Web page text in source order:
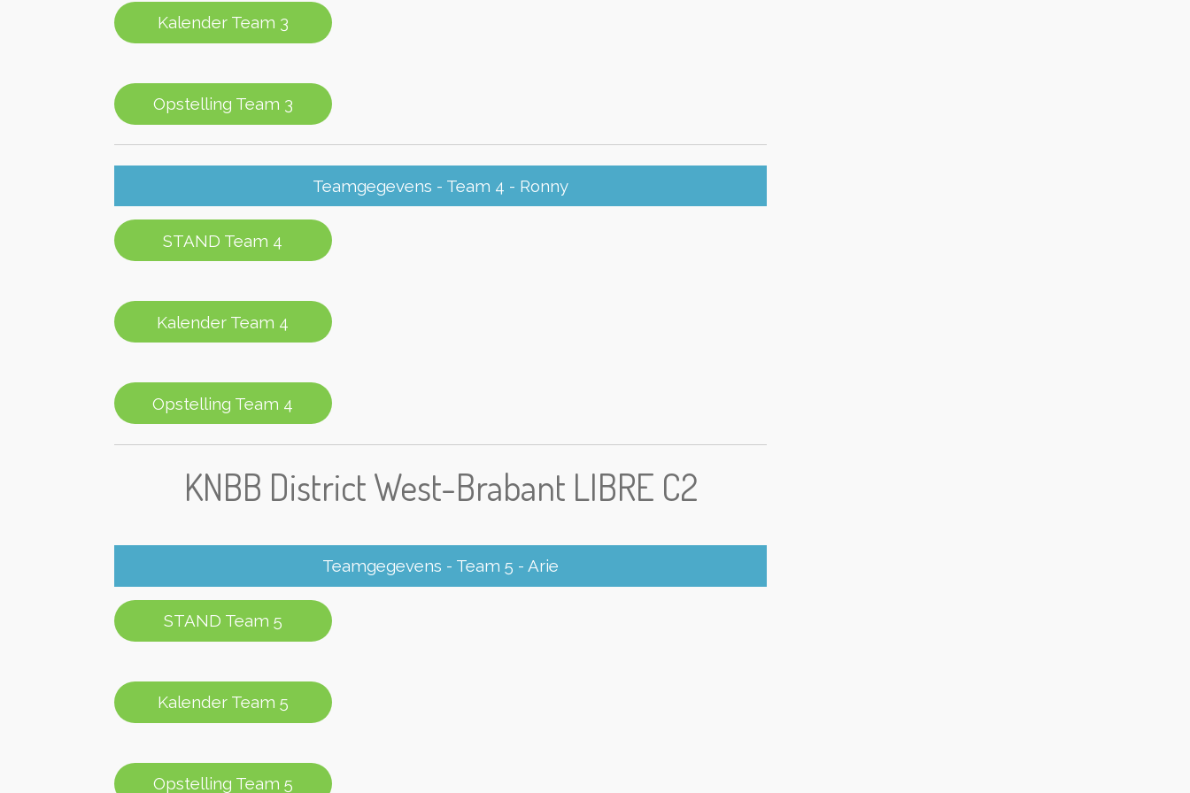
Kalender Team 3
Opstelling Team 3
Teamgegevens - Team 4 - Ronny
STAND Team 4
Kalender Team 4
Opstelling Team 4
KNBB District West-Brabant LIBRE C2
Teamgegevens - Team 5 - Arie
STAND Team 5
Kalender Team 5
Opstelling Team 5